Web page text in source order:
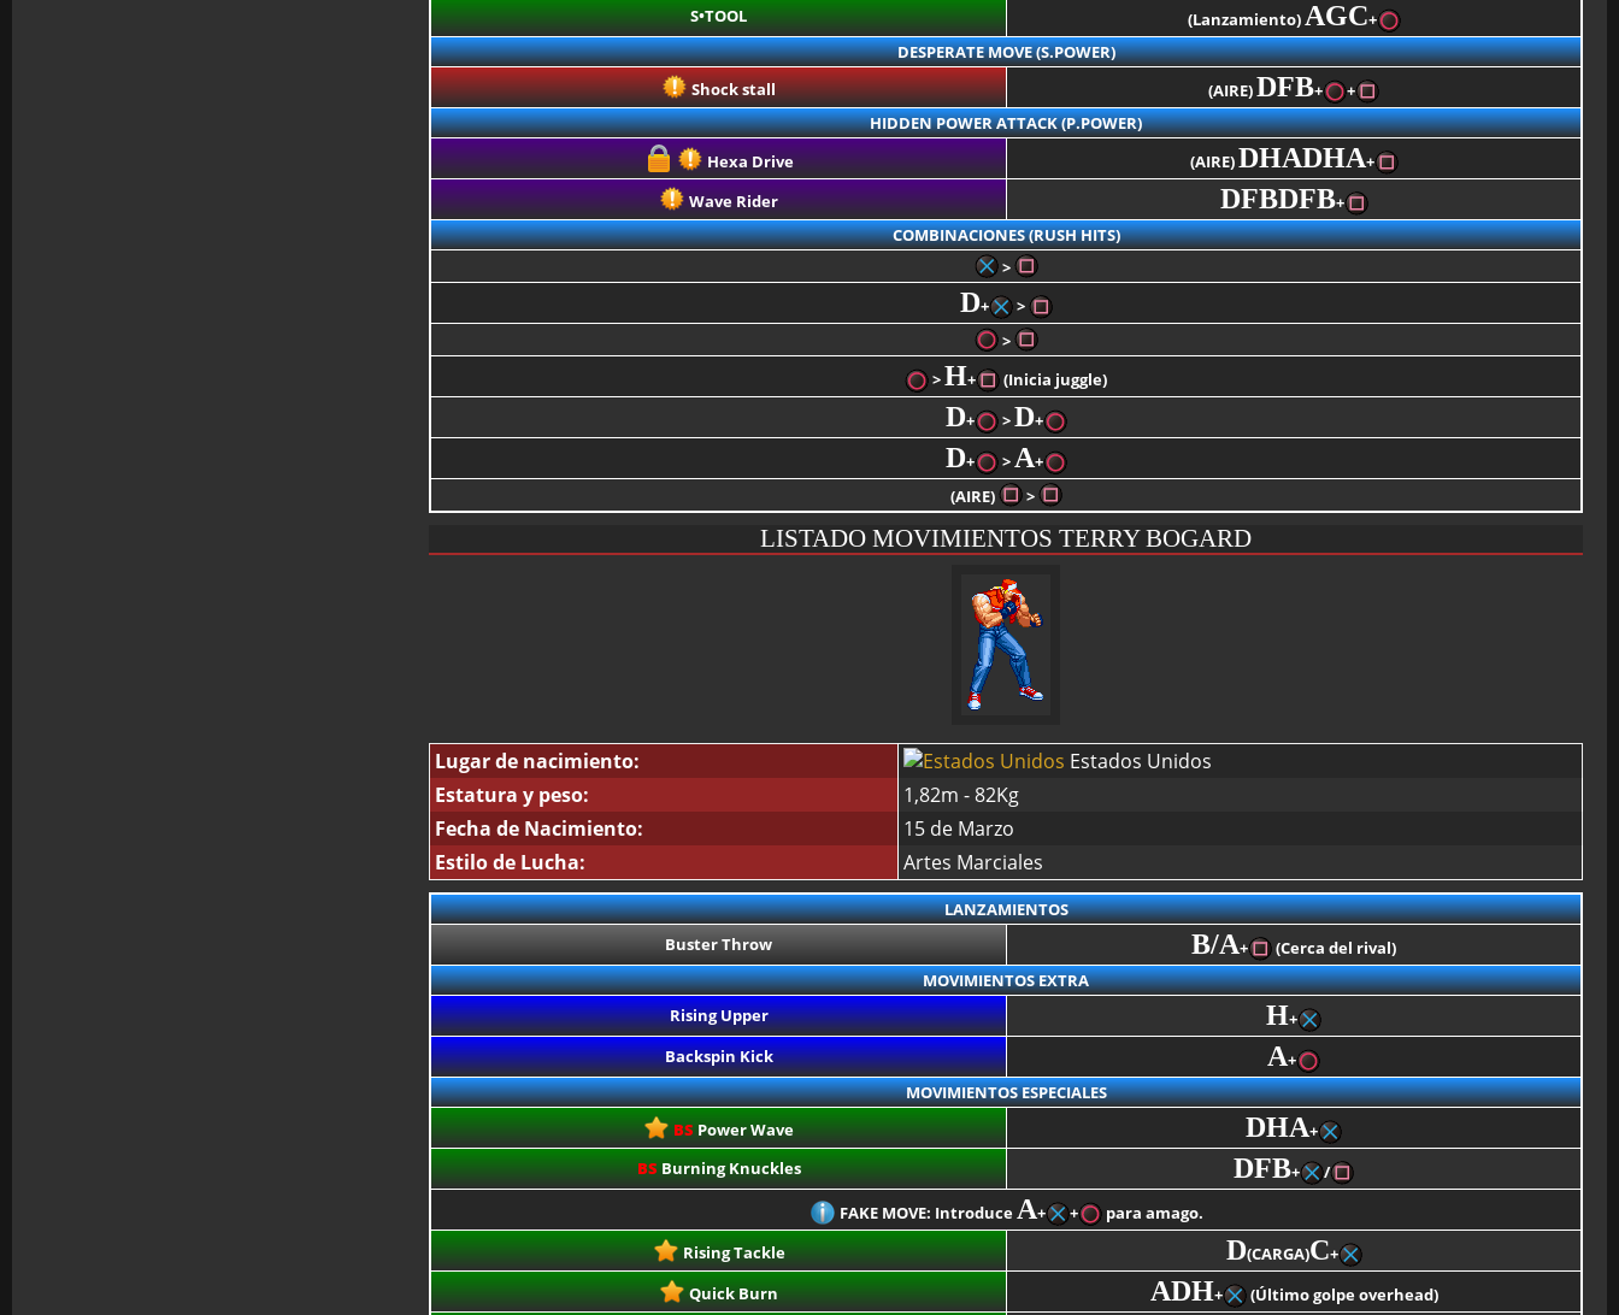
S•TOOL
(Lanzamiento) AGC+
DESPERATE MOVE (S.POWER)
Shock stall
(AIRE)DFB+
+
HIDDEN POWER ATTACK (P.POWER)
Hexa Drive
(AIRE)DHADHA+
Wave Rider
DFBDFB+
COMBINACIONES (RUSH HITS)
>
D+
>
>
>H+ (Inicia juggle)
D+ >D+
D+ > A+
(AIRE)
>
LISTADO MOVIMIENTOS TERRY BOGARD
Lugar de nacimiento:
Estados Unidos
Estatura y peso:
1,82m - 82Kg
Fecha de Nacimiento:
15 de Marzo
Estilo de Lucha:
Artes Marciales
LANZAMIENTOS
Buster Throw
B/A+
(Cerca del rival)
MOVIMIENTOS EXTRA
Rising Upper
H+
Backspin Kick
A+
MOVIMIENTOS ESPECIALES
BSPower Wave DHA+
BSBurning Knuckles DFB+
/
FAKE MOVE: Introduce A+ +
para amago.
Rising Tackle
D(CARGA)C+
Quick Burn
ADH+
(Último golpe overhead)